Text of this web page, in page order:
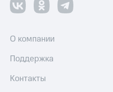
О компании
Поддержка
Контакты